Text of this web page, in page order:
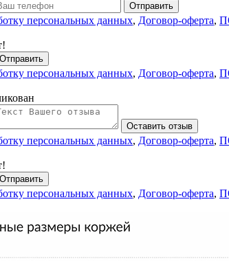
Отправить
персональных данных, Договор-оферта,
Отправить
персональных данных, Договор-оферта,
Оставить отзыв
персональных данных, Договор-оферта,
Отправить
персональных данных, Договор-оферта,